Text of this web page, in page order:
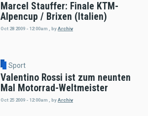
Marcel Stauffer: Finale KTM-
Alpencup / Brixen (Italien)
Oct 28 2009 - 12:00am , byArchiv
Sport
Valentino Rossi ist zum neunten
Mal Motorrad-Weltmeister
Oct 25 2009 - 12:00am byArchiv